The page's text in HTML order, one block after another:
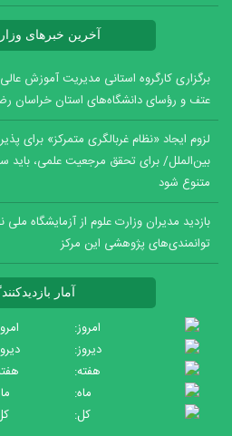
آخرین خبرهای
برگزاری کارگروه استانی مدیریت آموزش
عتف و رؤسای دانشگاه‌های استان خراسان
لزوم ایجاد «نظام غربالگری متمرکز»
بین‌الملل/ برای تحقق مرجعیت علمی، باید
متنوع شود
بازدید مدیران وزارت علوم از آزمایشگاه
توانمندی‌های پژوهشی این مرکز
آمار